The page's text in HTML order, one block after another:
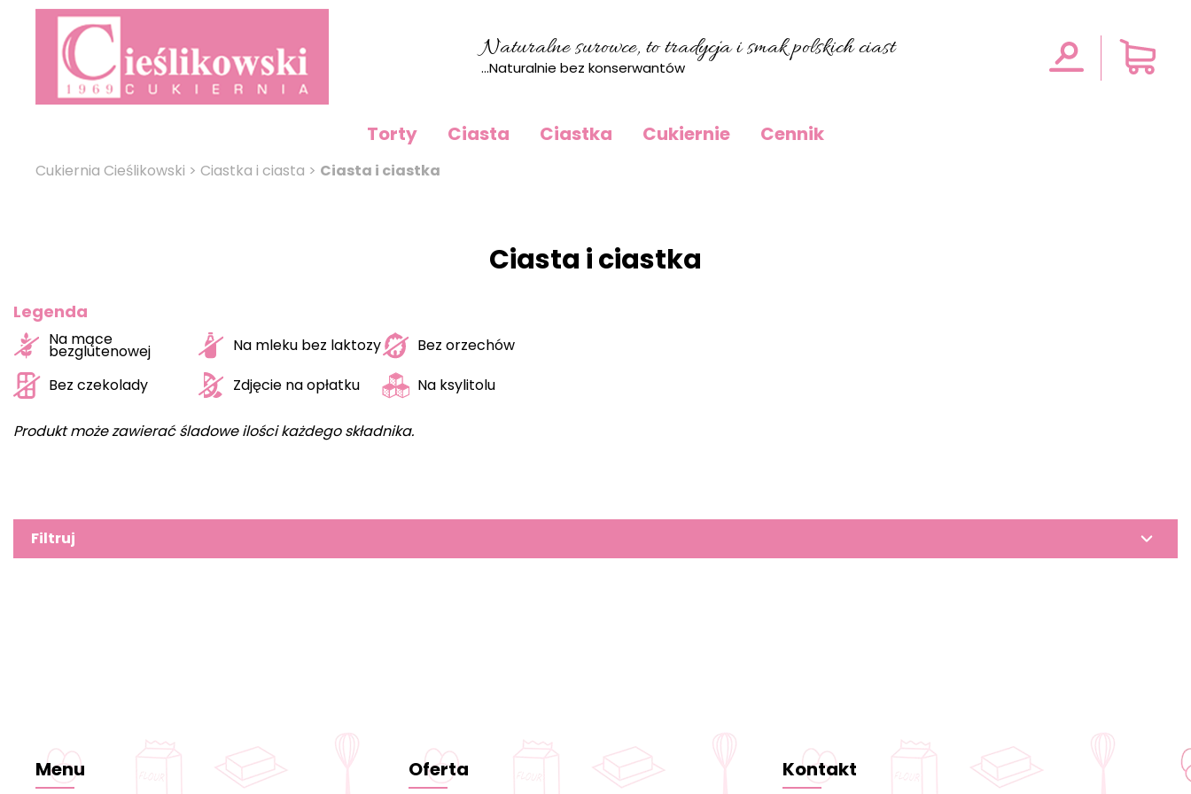
Naturalne surowce, to tradycja i smak polskich ciast
...Naturalnie bez konserwantów
Torty Ciasta Ciastka Cukiernie Cennik
Cukiernia Cieślikowski > Ciastka i ciasta > Ciasta i ciastka
Ciasta i ciastka
Legenda
Na mące
bezglutenowej Na mleku bez laktozy
Bez orzechów
Bez czekolady
Zdjęcie na opłatku Na ksylitolu
Produkt może zawierać śladowe ilości każdego składnika.
Filtruj
Menu Oferta Kontakt